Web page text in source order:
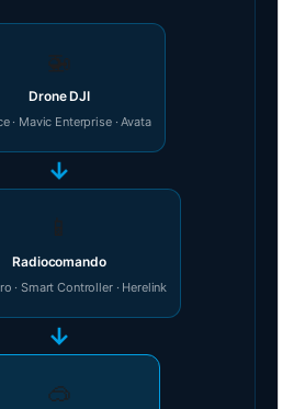
🚁
Drone DJI
· Mavic Enterprise · Avata
→
📱
Radiocomando
· Smart Controller · Herelink
→
🥽